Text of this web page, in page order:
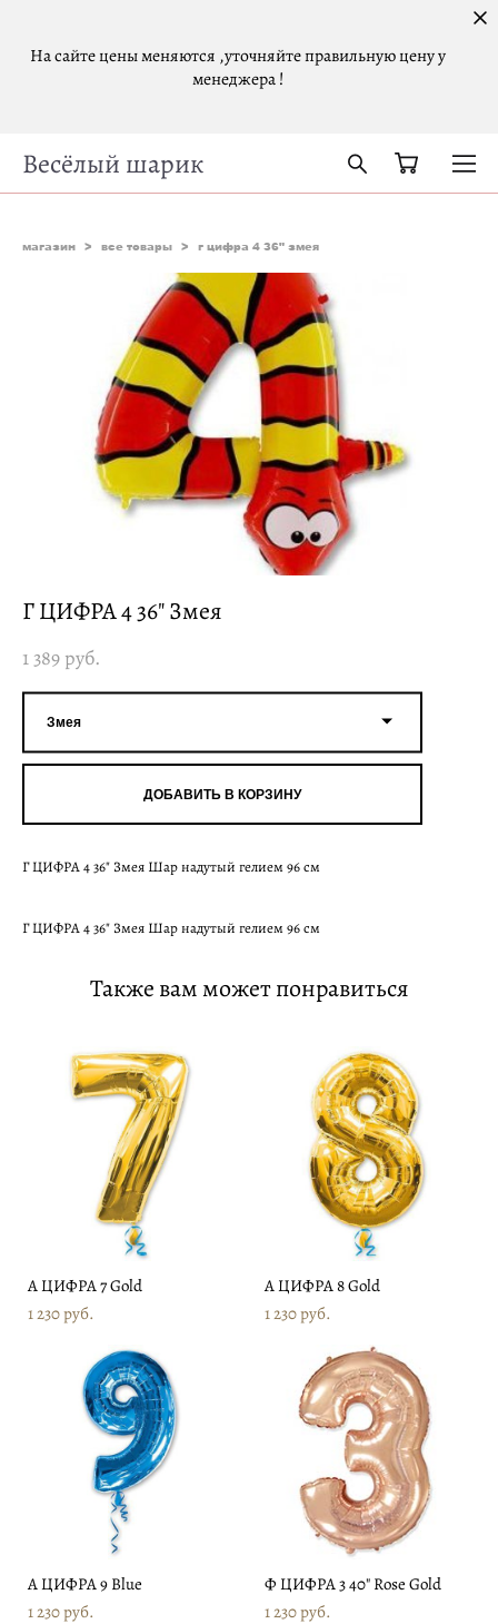
На сайте цены меняются ,уточняйте правильную цену у
менеджера !
Весёлый шарик
магазин > все товары > г цифра 4 36" змея
Г ЦИФРА 4 36" Змея
1 389 pуб.
Змея
ДОБАВИТЬ В КОРЗИНУ
Г ЦИФРА 4 36" Змея Шар надутый гелием 96 см
Г ЦИФРА 4 36" Змея Шар надутый гелием 96 см
Также вам может понравиться
А ЦИФРА 7 Gold
1 230 pуб.
А ЦИФРА 8 Gold
1 230 pуб.
А ЦИФРА 9 Blue
1 230 pуб.
Ф ЦИФРА 3 40" Rose Gold
1 230 pуб.